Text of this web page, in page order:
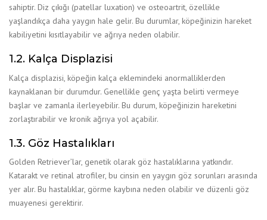
sahiptir. Diz çıkığı (patellar luxation) ve osteoartrit, özellikle
yaşlandıkça daha yaygın hale gelir. Bu durumlar, köpeğinizin hareket
kabiliyetini kısıtlayabilir ve ağrıya neden olabilir.
1.2. Kalça Displazisi
Kalça displazisi, köpeğin kalça eklemindeki anormalliklerden
kaynaklanan bir durumdur. Genellikle genç yaşta belirti vermeye
başlar ve zamanla ilerleyebilir. Bu durum, köpeğinizin hareketini
zorlaştırabilir ve kronik ağrıya yol açabilir.
1.3. Göz Hastalıkları
Golden Retriever’lar, genetik olarak göz hastalıklarına yatkındır.
Katarakt ve retinal atrofiler, bu cinsin en yaygın göz sorunları arasında
yer alır. Bu hastalıklar, görme kaybına neden olabilir ve düzenli göz
muayenesi gerektirir.